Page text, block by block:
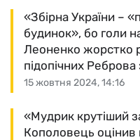
15 жовтня 2024, 14:16
«Збірна України –
будинок», бо голи
Леоненко жорстко
підопічних Реброва
«Мудрик крутіший
Кополовець